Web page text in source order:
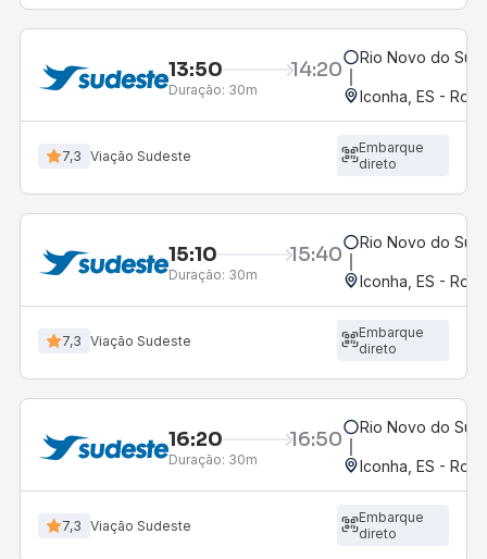
13:50 14:20
Duração: 30m
Rio Novo do Sul,
Iconha, ES -
7,3 Viação Sudeste
Embarque
direto
15:10 15:40
Duração: 30m
Rio Novo do Sul,
Iconha, ES -
7,3 Viação Sudeste
Embarque
direto
16:20 16:50
Duração: 30m
Rio Novo do Sul,
Iconha, ES -
7,3 Viação Sudeste
Embarque
direto